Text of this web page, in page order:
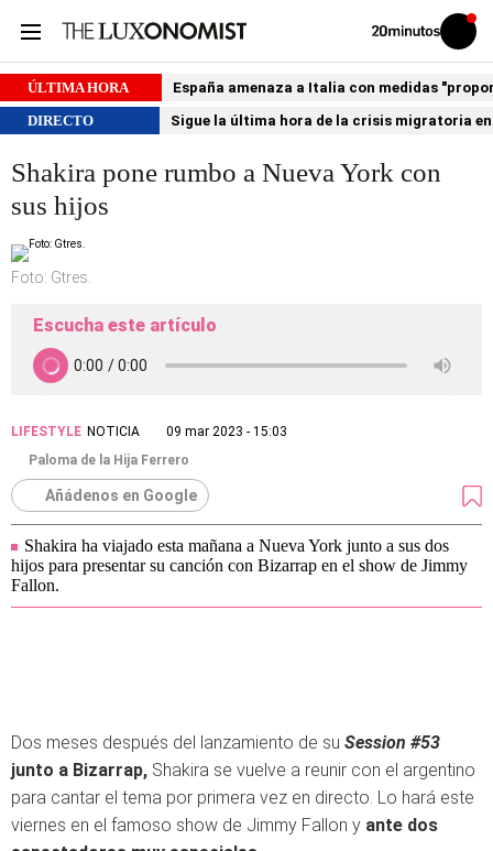
Volver
Iniciar
sesión
ÚLTIMA HORA
España amenaza a Italia con medidas
DIRECTO
Sigue la última hora de la crisis migratoria
Shakira pone rumbo a Nueva York con
sus hijos
Foto: Gtres.
Escucha este artículo
LIFESTYLE NOTICIA
09 mar 2023 - 15:03
Paloma de la Hija Ferrero
Añádenos en Google
Shakira ha viajado esta mañana a Nueva York junto a sus dos
hijos para presentar su canción con Bizarrap en el show de Jimmy
Fallon.
Dos meses después del lanzamiento de su Session #53
junto a Bizarrap, Shakira se vuelve a reunir con el argentino
para cantar el tema por primera vez en directo. Lo hará este
viernes en el famoso show de Jimmy Fallon y ante dos